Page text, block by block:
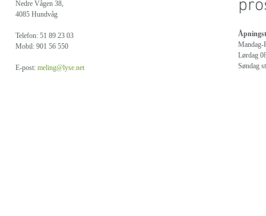
Nedre Vågen 38,
4085 Hundvåg
Telefon: 51 89 23 03
Mobil: 901 56 550
E-post: meling@lyse.net
Mandag-
Lørdag
Søndag